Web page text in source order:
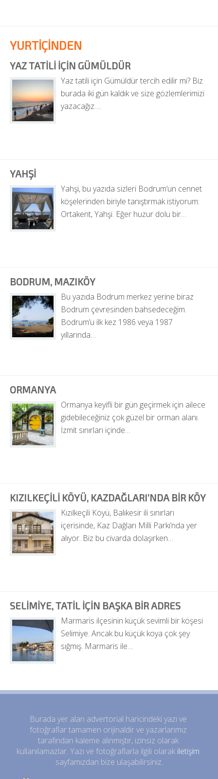
YURTİÇİNDEN
YAZ TATILI İÇIN GÜMÜLDÜR
Yaz tatili için Gümüldür tercih edilir mi? Biz
burada iki gün kaldık ve size gözlemlerimizi
yazacağız….
YAHŞI
Yahşi, bu yazıda sizleri Bodrum’un cennet
köşelerinden biriyle tanıştırmak istiyorum:
Ortakent, Yahşi. Eğer huzur dolu bir…
BODRUM, MAZIKÖY
Bu yazıda Bodrum merkez yerine biraz
Bodrum çevresinden bahsedeceğim.
Bodrum’u ilk kez 1986 veya 1987
yıllarında…
ORMANYA
Ormanya keyifli bir gün geçirmek için ailece
gidebileceğiniz çok güzel bir orman alanı.
İzmit sınırları içinde…
KIZILKEÇILI KÖYÜ, KAZDAĞLARI’NDA BIR KÖY
Kızılkeçili Köyü, Balıkesir ili sınırları
içerisinde, Kaz Dağları Milli Parkı’nda yer
alıyor. Biz bu civarda dolaşırken…
SELIMIYE, TATIL IÇIN BAŞKA BIR ADRES
Marmaris ilçesinin küçük sevimli bir köşesi
Selimiye. Ancak bu küçük koya çok şey
sığmış. Marmaris ile…
Burada yer alan advertorial haricindeki yazı ve
fotoğraflar tamamen orijinaldir ve yazarlarımız
tarafından kaleme alınmıştır, izinsiz olarak
kullanılamazlar. Yazı ve fotoğraflarla ilgili olarak iletişim
sayfamızdan bize ulaşabilirsiniz.